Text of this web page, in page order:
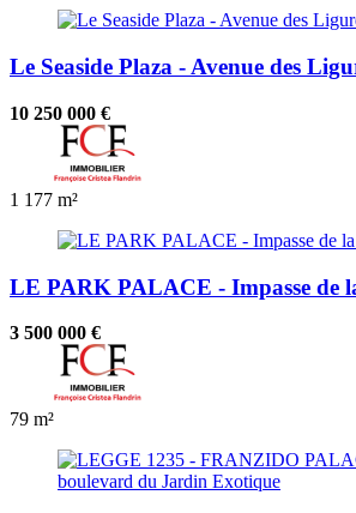
Le Seaside Plaza - Avenue des
10 250 000 €
1 177 m²
LE PARK PALACE - Impasse de
3 500 000 €
79 m²